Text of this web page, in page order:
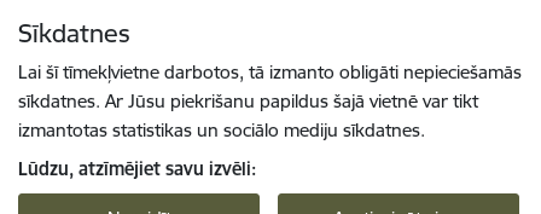
Sīkdatnes
Lai šī tīmekļvietne darbotos, tā izmanto obligāti nepieciešamās
sīkdatnes. Ar Jūsu piekrišanu papildus šajā vietnē var tikt
izmantotas statistikas un sociālo mediju sīkdatnes.
Lūdzu, atzīmējiet savu izvēli: